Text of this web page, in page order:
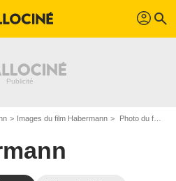
profil search
Images du film Habermann Photo du film Habermann - Photo 3